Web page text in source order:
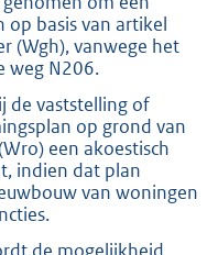
e
:
2
1
9
K
b
op basis van artikel
(Wgh), vanwege het
weg N206.
de vaststelling of
op grond van
een akoestisch
indien dat plan
van woningen